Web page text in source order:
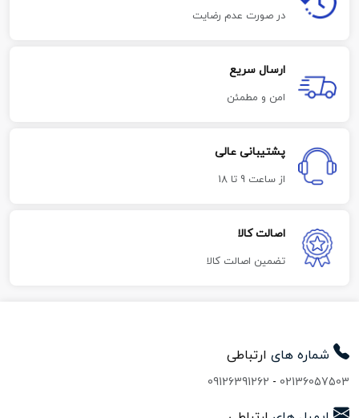
در صورت عدم رضایت
ارسال سریع
امن و مطمئن
پشتیبانی عالی
از ساعت 9 تا 18
اصالت کالا
تضمین اصالت کالا
شماره های ارتباطی
02136057503
-
09126391262